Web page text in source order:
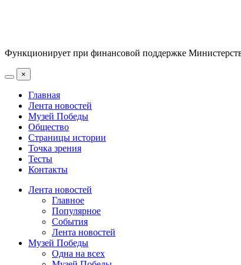
Функционирует при финансовой поддержке
×
Главная
Лента новостей
Музей Победы
Общество
Страницы истории
Точка зрения
Тесты
Контакты
Лента новостей
Главное
Популярное
События
Лента новостей
Музей Победы
Одна на всех